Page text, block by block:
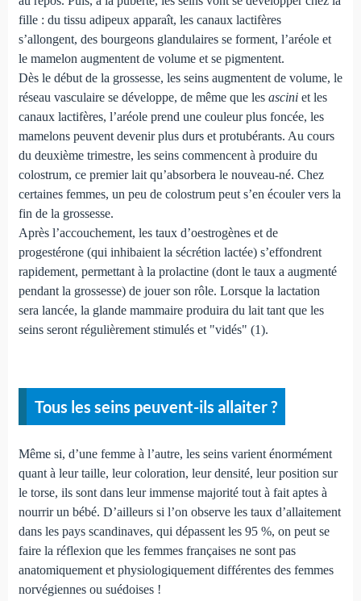
fille : du tissu adipeux apparaît, les canaux lactifères
s’allongent, des bourgeons glandulaires se forment, l’aréole et
le mamelon augmentent de volume et se pigmentent.
Dès le début de la grossesse, les seins augmentent de volume, le
réseau vasculaire se développe, de même que les asciniet les
canaux lactifères, l’aréole prend une couleur plus foncée, les
mamelons peuvent devenir plus durs et protubérants. Au cours
du deuxième trimestre, les seins commencent à produire du
colostrum, ce premier lait qu’absorbera le nouveau-né. Chez
certaines femmes, un peu de colostrum peut s’en écouler vers la
fin de la grossesse.
Après l’accouchement, les taux d’oestrogènes et de
progestérone (qui inhibaient la sécrétion lactée) s’effondrent
rapidement, permettant à la prolactine (dont le taux a augmenté
pendant la grossesse) de jouer son rôle. Lorsque la lactation
sera lancée, la glande mammaire produira du lait tant que les
seins seront régulièrement stimulés et "vidés" (1).
Tous les seins peuvent-ils allaiter ?
Même si, d’une femme à l’autre, les seins varient énormément
quant à leur taille, leur coloration, leur densité, leur position sur
le torse, ils sont dans leur immense majorité tout à fait aptes à
nourrir un bébé. D’ailleurs si l’on observe les taux d’allaitement
dans les pays scandinaves, qui dépassent les 95 %, on peut se
faire la réflexion que les femmes françaises ne sont pas
anatomiquement et physiologiquement différentes des femmes
norvégiennes ou suédoises !